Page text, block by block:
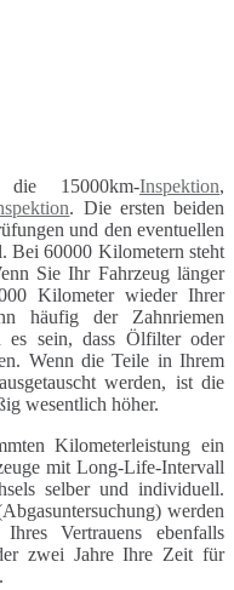
15000km-Inspektion,
. Die ersten beiden
und den eventuellen
Bei 60000 Kilometern steht
Sie Ihr Fahrzeug länger
Kilometer wieder Ihrer
häufig der Zahnriemen
es sein, dass Ölfilter oder
Wenn die Teile in Ihrem
werden, ist die
wesentlich höher.
Kilometerleistung ein
mit Long-Life-Intervall
selber und individuell.
werden
Ihres Vertrauens ebenfalls
zwei Jahre Ihre Zeit für